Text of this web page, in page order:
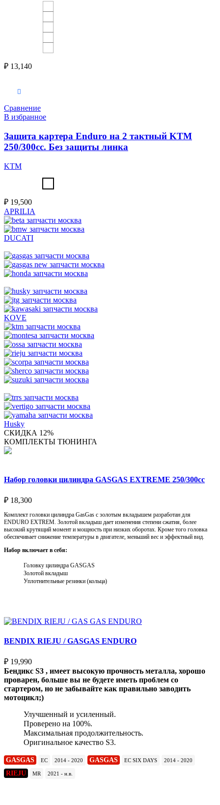
₽ 13,140
Сравнение
В избранное
Защита картера Enduro на 2 тактный KTM
250/300cc. Без защиты линка
KTM
₽ 19,500
APRILIA
DUCATI
KOVE
Husky
СКИДКА 12%
КОМПЛЕКТЫ ТЮНИНГА
Набор головки цилиндра GASGAS EXTREME 250/300cc
₽ 18,300
Комплект головки цилиндра GasGas с золотым вкладышем разработан для
ENDURO EXTREM. Золотой вкладыш дает изменения степени сжатия, более
высокий крутящий момент и мощность при низких оборотах. Кроме того головка
обеспечивает снижение температуры в двигателе, меньший вес и эффектный вид.
Набор включает в себя:
Головку цилиндра GASGAS
Золотой вкладыш
Уплотнительные резинки (кольца)
BENDIX RIEJU / GASGAS ENDURO
₽ 19,990
Бендикс S3 , имеет высокую прочность металла, хорошо
проварен, больше вы не будете иметь проблем со
стартером, но не забывайте как правильно заводить
мотоцикл;)
Улучшенный и усиленный.
Проверено на 100%.
Максимальная продолжительность.
Оригинальное качество S3.
GASGAS EC 2014 - 2020 GASGAS EC SIX DAYS 2014 - 2020
RIEJU MR 2021 - н.в.